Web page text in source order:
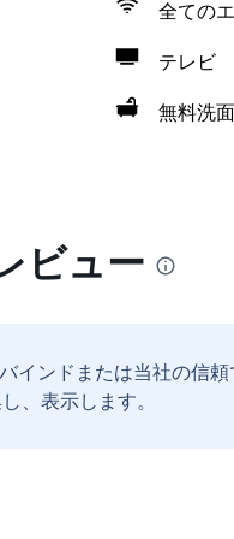
全ての
テレビ
無料洗
ビュー
インドまたは当社の信
、表示します。